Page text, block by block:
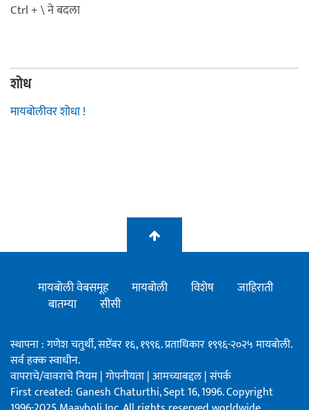
Ctrl + \ ने बदला
शोध
मायबोलीवर शोधा !
मायबोली वेबसमूह मायबोली विशेष
जाहिराती
बातम्या
सीसी
स्थापना : गणेश चतुर्थी, सप्टेंबर १६, १९९६. प्रताधिकार १९९६-२०२५ मायबोली.
सर्व हक्क स्वाधीन.
वापराचे/वावराचे नियम|गोपनीयता|आमच्याबद्दल|संपर्क
First created: Ganesh Chaturthi, Sept 16, 1996. Copyright